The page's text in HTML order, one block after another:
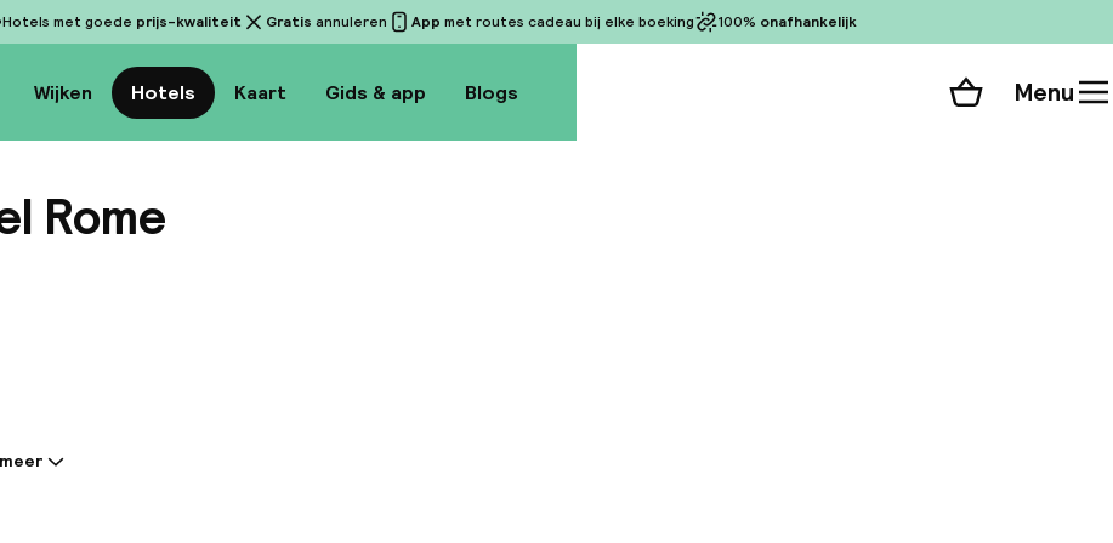
Hotels met goede prijs-kwaliteit Gratis annuleren App met routes cadeau bij elke boeking 100% onafhankelijk
Wijken Hotels Kaart Gids & app Blogs Winkelmand
Menu
Rome
gedeeld door de accommodatie: